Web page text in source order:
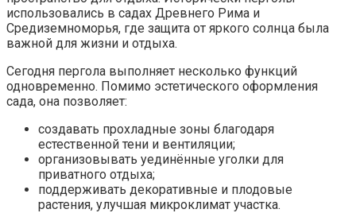
использовались в садах Древнего Рима и
Средиземноморья, где защита от яркого солнца была
важной для жизни и отдыха.
Сегодня пергола выполняет несколько функций
одновременно. Помимо эстетического оформления
сада, она позволяет:
создавать прохладные зоны благодаря
естественной тени и вентиляции;
организовывать уединённые уголки для
приватного отдыха;
поддерживать декоративные и плодовые
растения, улучшая микроклимат участка.